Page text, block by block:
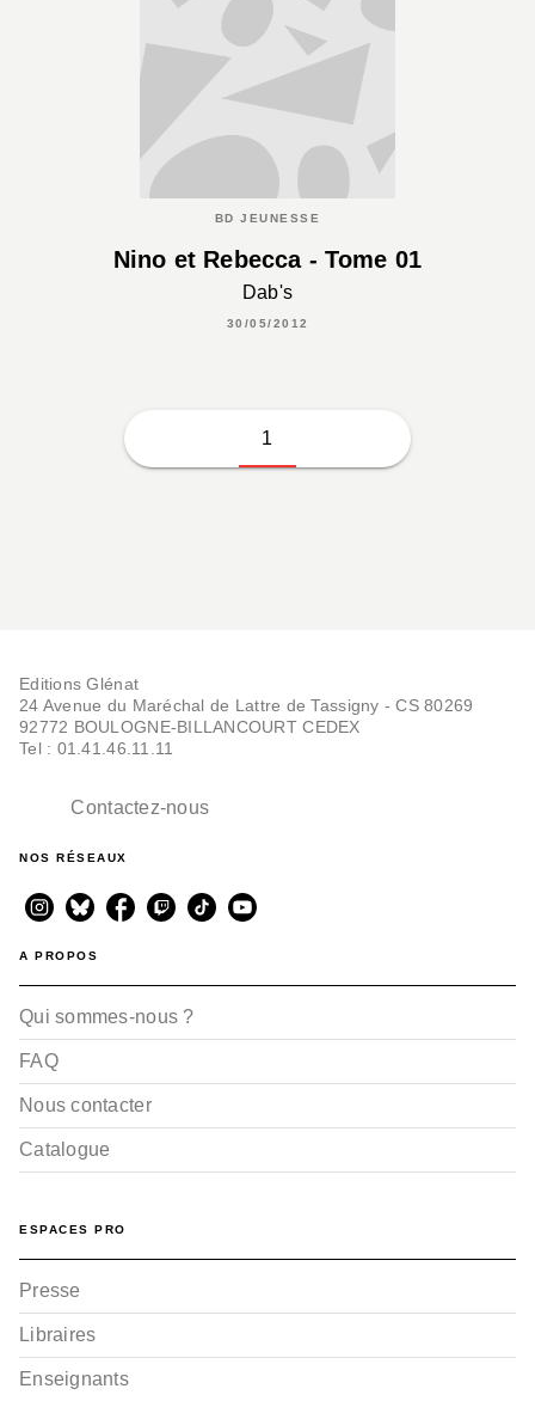
BD JEUNESSE
Nino et Rebecca - Tome 01
Dab's
30/05/2012
1
Editions Glénat
24 Avenue du Maréchal de Lattre de Tassigny - CS 80269
92772 BOULOGNE-BILLANCOURT CEDEX
Tel : 01.41.46.11.11
Contactez-nous
NOS RÉSEAUX
A PROPOS
Qui sommes-nous ?
FAQ
Nous contacter
Catalogue
ESPACES PRO
Presse
Libraires
Enseignants